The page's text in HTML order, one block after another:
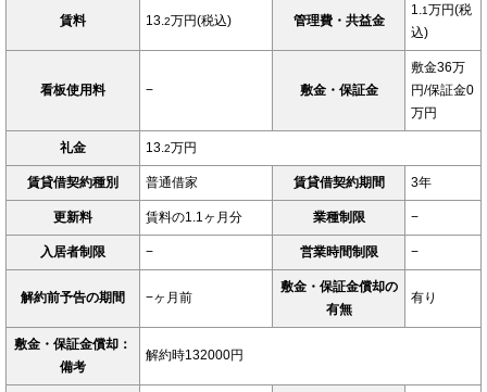
賃料 13.2万円(税込) 管理費・共益金
1.1万円(税
込)
看板使用料 − 敷金・保証金
敷金36万
円/保証金0
万円
礼金 13.2万円
賃貸借契約種別 普通借家 賃貸借契約期間 3年
更新料 賃料の1.1ヶ月分 業種制限 −
入居者制限 − 営業時間制限 −
解約前予告の期間 −ヶ月前
敷金・保証金償却の
有無
有り
敷金・保証金償却：
備考
解約時132000円